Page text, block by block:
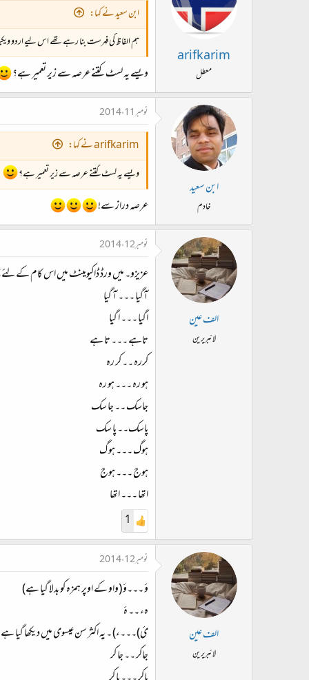
arifkarim
معطل
ابن سعید نے کہا:
ہم الفاظ کی فہرست بنا رہے تھے اس لیے اردو
ویسے یہ لسٹ کتنے عرصہ سے زیر تعمیر ہے؟
ابن سعید
خادم
نومبر 11، 2014
arifkarim نے کہا:
ویسے یہ لسٹ کتنے عرصہ سے زیر تعمیر ہے؟
عرصہ دراز سے!
الف عین
لائبریرین
نومبر 12، 2014
عزیزو۔ میں ورڈ ڈاکیومینٹ میں اس کام کے
آگیا ۔۔۔ آ گیا
اگیا ۔۔۔ ا گیا
تاہے ۔۔۔ تا ہے
کررہ ۔۔ کر رہ
ہو رہ ۔۔۔ ہو رہ
جاسک ۔۔ جا سک
پاسک۔۔ پا سک
ہوگ ۔۔۔ ہو گ
ہوج ۔۔۔ ہوج
اتھا ۔۔۔ اتھا
1
الف عین
لائبریرین
نومبر 12، 2014
ؤ ۔۔۔ؤ (واو کے اوپر ہمزہ کو بدلا گیا ہے)
ہء ۔۔ ۂ
ئ)۔۔۔ء) ۔ یہ اکثر سن عیسوی میں دیکھا گیا ہے
جاکر ۔۔ جا کر